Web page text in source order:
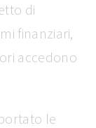
di
finanziari,
accedono
le